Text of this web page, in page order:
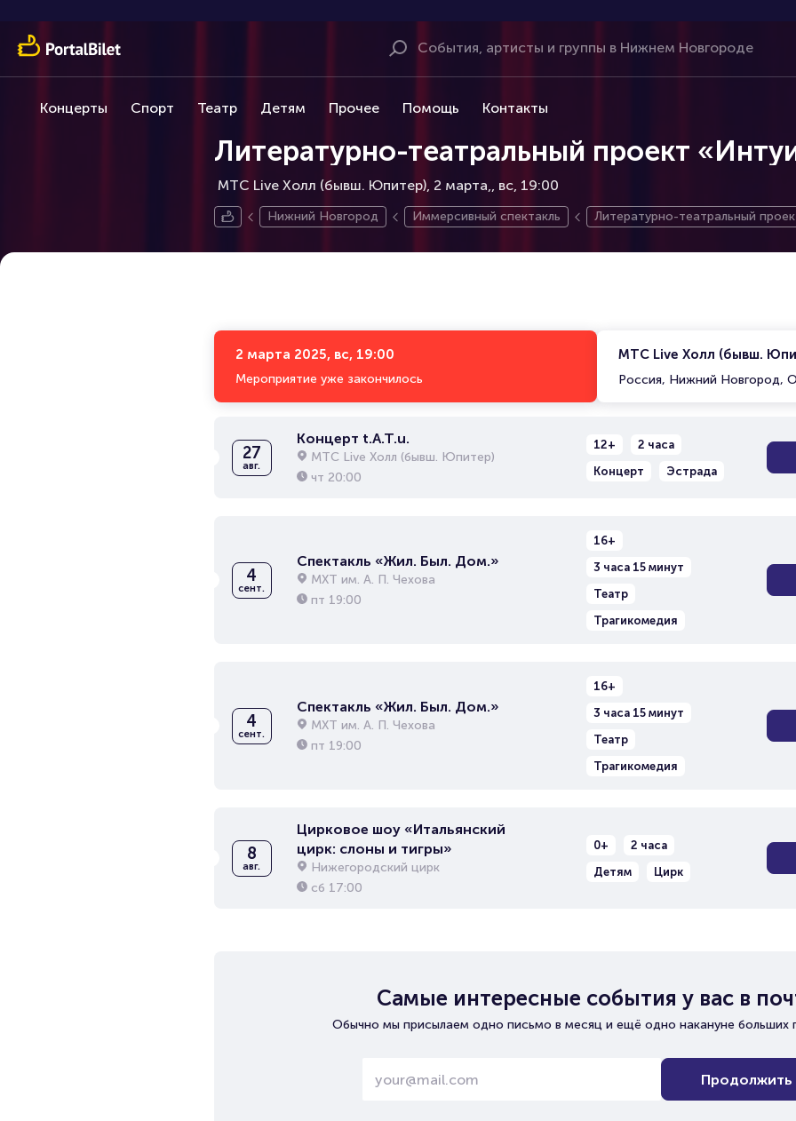
Концерты Спорт Театр Детям Прочее Помощь Контакты
Литературно-театральный проект
МТС Live Холл (бывш. Юпитер), 2 марта, вс, 19:00
Нижний Новгород Иммерсивный спектакль Литературно-театральный
2 марта 2025, вс, 19:00
Мероприятие уже закончилось
МТС Live Холл (бывш.
Россия, Нижний Новгород,
27
авг.
Концерт t.A.T.u.
МТС Live Холл (бывш. Юпитер)
чт 20:00
12+
2 часа
Концерт
Эстрада
4
сент.
Спектакль «Жил. Был. Дом.»
МХТ им. А. П. Чехова
пт 19:00
16+
3 часа 15 минут
Театр
Трагикомедия
4
сент.
Спектакль «Жил. Был. Дом.»
МХТ им. А. П. Чехова
пт 19:00
16+
3 часа 15 минут
Театр
Трагикомедия
8
авг.
Цирковое шоу «Итальянский
цирк: слоны и тигры»
Нижегородский цирк
сб 17:00
0+
2 часа
Детям
Цирк
Самые интересные события у вас в
Обычно мы присылаем одно письмо в месяц и ещё одно накануне больших
Продолжить